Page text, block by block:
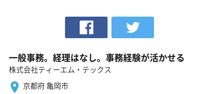
一般事務。経理はなし。事務経験が活かせる
株式会社ティーエム・テックス
京都府 亀岡市